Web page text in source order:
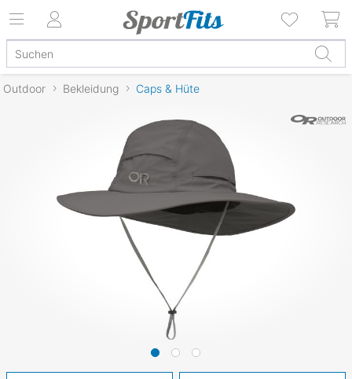
Outdoor Bekleidung Caps & Hüte